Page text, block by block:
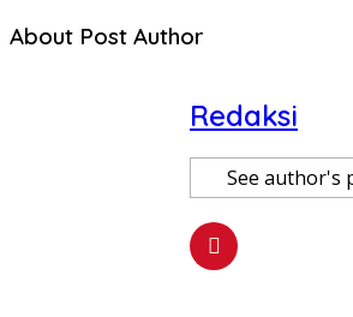
About Post Author
Redaksi
See author's